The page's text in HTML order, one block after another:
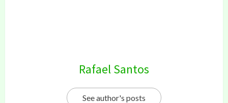
Rafael Santos
See author's posts